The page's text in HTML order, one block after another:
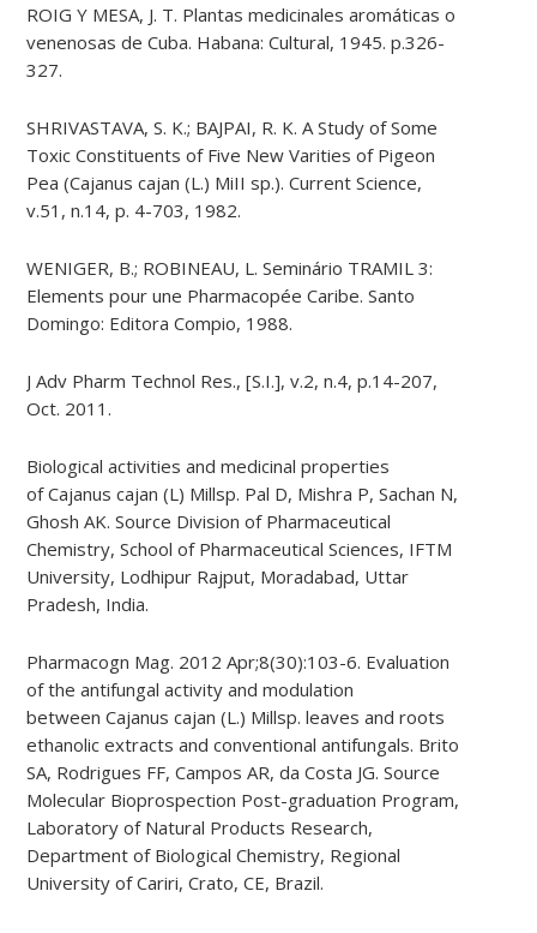
ROIG Y MESA, J. T. Plantas medicinales aromáticas o
venenosas de Cuba. Habana: Cultural, 1945. p.326-
327.
SHRIVASTAVA, S. K.; BAJPAI, R. K. A Study of Some
Toxic Constituents of Five New Varities of Pigeon
Pea (Cajanus cajan (L.) MiII sp.). Current Science,
v.51, n.14, p. 4-703, 1982.
WENIGER, Β.; ROBINEAU, L. Seminário TRAMIL 3:
Elements pour une Pharmacopée Caribe. Santo
Domingo: Editora Compio, 1988.
J Adv Pharm Technol Res., [S.I.], v.2, n.4, p.14-207,
Oct. 2011.
Biological activities and medicinal properties
of Cajanus cajan (L) Millsp. Pal D, Mishra P, Sachan N,
Ghosh AK. Source Division of Pharmaceutical
Chemistry, School of Pharmaceutical Sciences, IFTM
University, Lodhipur Rajput, Moradabad, Uttar
Pradesh, India.
Pharmacogn Mag. 2012 Apr;8(30):103-6. Evaluation
of the antifungal activity and modulation
between Cajanus cajan (L.) Millsp. leaves and roots
ethanolic extracts and conventional antifungals. Brito
SA, Rodrigues FF, Campos AR, da Costa JG. Source
Molecular Bioprospection Post-graduation Program,
Laboratory of Natural Products Research,
Department of Biological Chemistry, Regional
University of Cariri, Crato, CE, Brazil.